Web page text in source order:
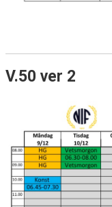
V.50 ver 2